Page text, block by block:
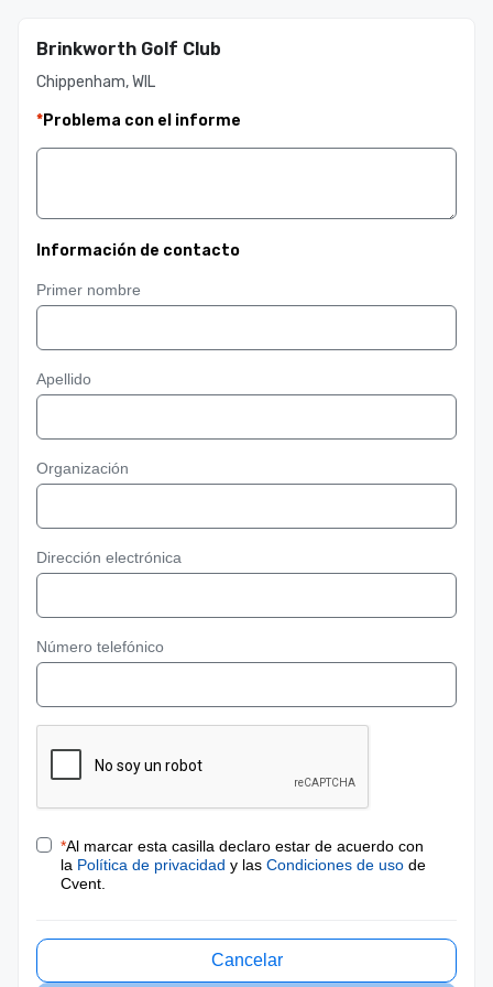
Brinkworth Golf Club
Chippenham, WIL
*Problema con el informe
Información de contacto
Primer nombre
Apellido
Organización
Dirección electrónica
Número telefónico
*Al marcar esta casilla declaro estar de acuerdo con
la Política de privacidad y las Condiciones de uso de
Cvent.
Cancelar